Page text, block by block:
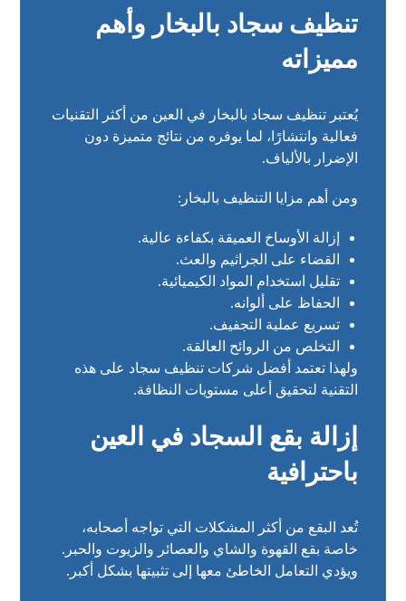
تنظيف سجاد بالبخار وأهم
مميزاته
يُعتبر تنظيف سجاد بالبخار في العين من أكثر التقنيات
فعالية وانتشارًا، لما يوفره من نتائج متميزة دون
الإضرار بالألياف.
ومن أهم مزايا التنظيف بالبخار:
إزالة الأوساخ العميقة بكفاءة عالية.
القضاء على الجراثيم والعث.
تقليل استخدام المواد الكيميائية.
الحفاظ على ألوانه.
تسريع عملية التجفيف.
التخلص من الروائح العالقة.
ولهذا تعتمد أفضل شركات تنظيف سجاد على هذه
التقنية لتحقيق أعلى مستويات النظافة.
إزالة بقع السجاد في العين
باحترافية
تُعد البقع من أكثر المشكلات التي تواجه أصحابه،
خاصة بقع القهوة والشاي والعصائر والزيوت والحبر.
ويؤدي التعامل الخاطئ معها إلى تثبيتها بشكل أكبر.